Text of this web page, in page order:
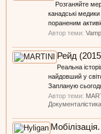
Розганяйте
канадські
пораненим
Автор теми:
Рейд
Реальна
найдовший у
Запланую
Автор теми:
Документалістика
Мобілізація.